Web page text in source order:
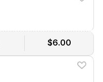
$6.00